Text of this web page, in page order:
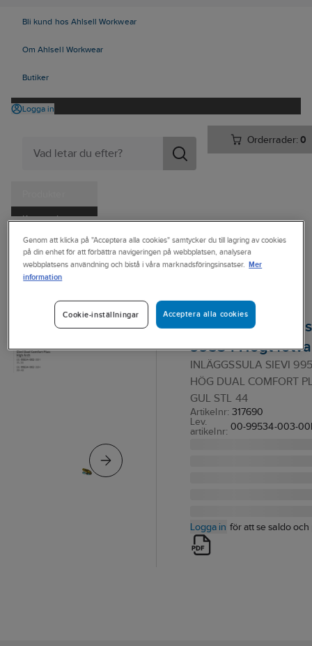
Bli kund hos Ahlsell Workwear
Om Ahlsell Workwear
Butiker
Logga in
Orderrader:0
Kampanjer
Tjänster
Kataloger
Ahlsell Produkter Personligt skydd Skor
Sulor och tillbehör
Inläggssulor
Inläggssula Sievi
Dual Comfort Plus
99534 Högt
INLÄGGSSULA SIEVI
HÖG DUAL COMFORT
GUL STL 44
Artikelnr: 317690
Lev.
artikelnr: 00-99534-003-
Logga in för att se saldo och
Genom att klicka på "Acceptera alla cookies" samtycker du till lagring av cookies
på din enhet för att förbättra navigeringen på webbplatsen, analysera
webbplatsens användning och bistå i våra marknadsföringsinsatser. Mer
information
Acceptera alla cookies
Cookie-inställningar